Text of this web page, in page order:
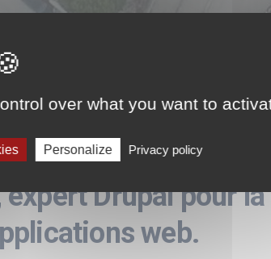
Digitales Drupal
Drupal pour
web.
over what you want to
Personalize Privacy policy